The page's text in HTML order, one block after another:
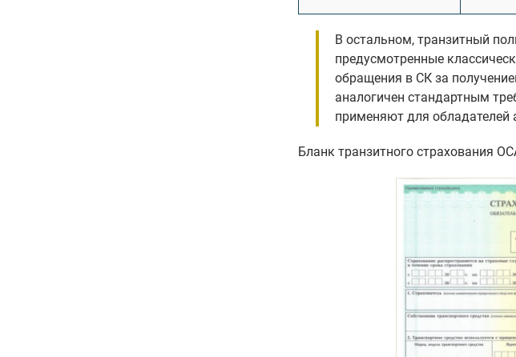
В остальном, транзитный
предусмотренные
обращения в СК за
аналогичен стандартным
применяют для обладателей
Бланк транзитного страхования